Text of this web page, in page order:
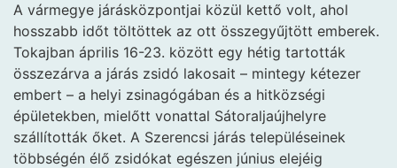
A vármegye járásközpontjai közül kettő volt, ahol
hosszabb időt töltöttek az ott összegyűjtött emberek.
Tokajban április 16-23. között egy hétig tartották
összezárva a járás zsidó lakosait – mintegy kétezer
embert – a helyi zsinagógában és a hitközségi
épületekben, mielőtt vonattal Sátoraljaújhelyre
szállították őket. A Szerencsi járás településeinek
többségén élő zsidókat egészen június elejéig